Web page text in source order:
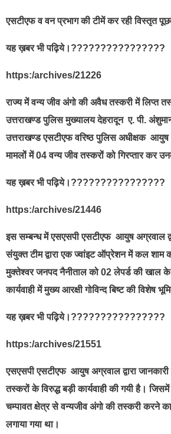
एसटीएफ व वन प्रभाग की टीमें कर रही विस्तृत
यह ख़बर भी पढ़िये।????????????????
https:/archives/21226
राज्य में वन्य जीव अंगो की अवैध तस्करी में लिप्त
उत्तराखण्ड पुलिस मुख्यालय देहरादून ए. पी.
उत्तराखण्ड एसटीएफ वरिष्ठ पुलिस अधीक्षक
मामलों में 04 वन्य जीव तस्करों को गिरप्तार कर
यह ख़बर भी पढ़िये।????????????????
https:/archives/21446
इस सम्बन्ध में एसएसपी एसटीएफ आयुष अग्रवाल
संयुक्त टीम द्वारा एक ज्वांइट ऑप्रेशन में कल शाम
मुक्तेश्वर जनपद नैनीताल को 02 लेपर्ड की खाल के
कार्यवाही में मुख्य आरक्षी गोविन्द बिष्ट की विशेष
यह ख़बर भी पढ़िये।????????????????
https:/archives/21551
एसएसपी एसटीएफ आयुष अग्रवाल द्वारा
तस्करों के विरुद्ध बड़ी कार्यवाही की गयी है।
चम्पावत क्षेत्र से वन्यजीव अंगो की तस्करी करने
लगाया गया था।